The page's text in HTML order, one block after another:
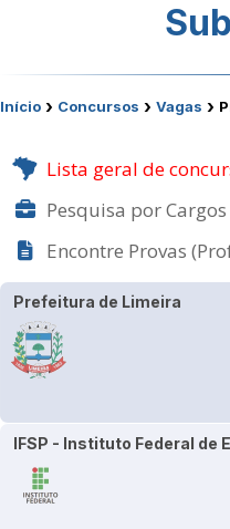
Início › Concursos › Vagas ›
Lista geral de
Pesquisa por
Encontre Provas
Prefeitura de Limeira
IFSP - Instituto Federal de